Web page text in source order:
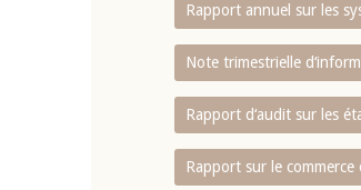
Rapport annuel sur les
Note trimestrielle
Rapport d‘audit sur les
Rapport sur le commerce